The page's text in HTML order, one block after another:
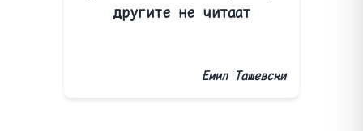
другите не читаат
Емил Ташевски